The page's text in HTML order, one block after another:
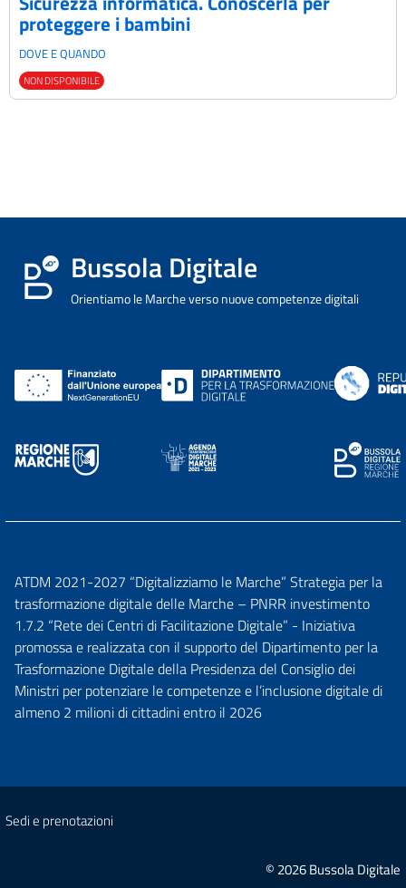
proteggere i bambini
DOVE E QUANDO
NON DISPONIBILE
Bussola Digitale
Orientiamo le Marche verso nuove competenze digitali
ATDM 2021-2027 “Digitalizziamo le Marche” Strategia per la
trasformazione digitale delle Marche – PNRR investimento
1.7.2 “Rete dei Centri di Facilitazione Digitale” - Iniziativa
promossa e realizzata con il supporto del Dipartimento per la
Trasformazione Digitale della Presidenza del Consiglio dei
Ministri per potenziare le competenze e l’inclusione digitale di
almeno 2 milioni di cittadini entro il 2026
Sedi e prenotazioni
© 2026 Bussola Digitale